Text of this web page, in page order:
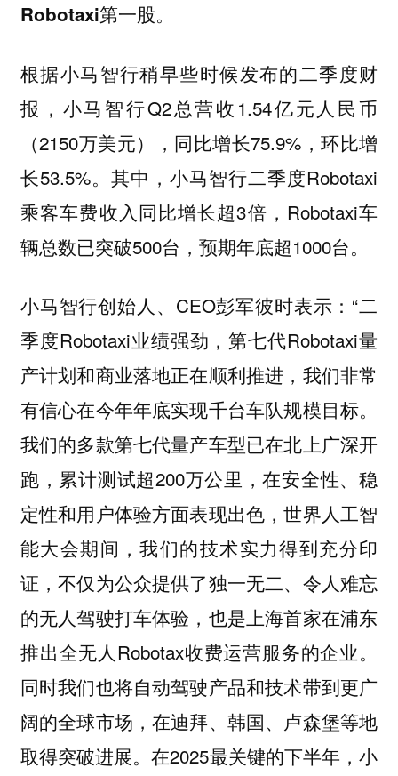
Robotaxi第一股。
根据小马智行稍早些时候发布的二季度财
报，小马智行Q2总营收1.54亿元人民币
（2150万美元），同比增长75.9%，环比增
长53.5%。其中，小马智行二季度Robotaxi
乘客车费收入同比增长超3倍，Robotaxi车
辆总数已突破500台，预期年底超1000台。
小马智行创始人、CEO彭军彼时表示：“二
季度Robotaxi业绩强劲，第七代Robotaxi量
产计划和商业落地正在顺利推进，我们非常
有信心在今年年底实现千台车队规模目标。
我们的多款第七代量产车型已在北上广深开
跑，累计测试超200万公里，在安全性、稳
定性和用户体验方面表现出色，世界人工智
能大会期间，我们的技术实力得到充分印
证，不仅为公众提供了独一无二、令人难忘
的无人驾驶打车体验，也是上海首家在浦东
推出全无人Robotax收费运营服务的企业。
同时我们也将自动驾驶产品和技术带到更广
阔的全球市场，在迪拜、韩国、卢森堡等地
取得突破进展。在2025最关键的下半年，小